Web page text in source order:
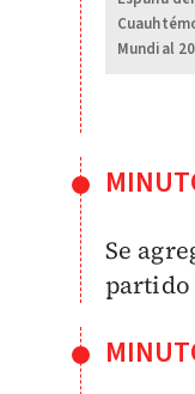
Mundial
Se
partido